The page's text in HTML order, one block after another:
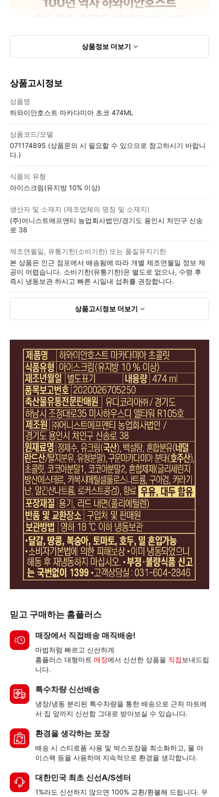
상품정보 더보기
상품고시정보
상품명
하와이안호스트 마카다미아 초코 474ML
상품코드/모델
071174895 (상품문의 시 필요할 수 있으므로 참고하시기 바랍니
다.)
식품의 유형
아이스크림(유지방 10% 이상)
생산자 및 소재지 (제조업체의 명칭 및 소재지)
(주)어니스트에프앤티 농업회사법인/경기도 용인시 처인구 신송
로 38
제조연월일, 유통기한(소비기한) 또는 품질유지기한
본 상품은 인근 점포에서 배송됨에 따라 개별 제조연월일 정보 제
공이 어렵습니다. 소비기한(유통기한)은 별도로 없으나, 수령 후
즉시 냉동보관 하시고 빠른 시일내 섭취를 권장합니다.
상품고시정보 더보기
믿고 구매하는 홈플러스
매장에서 직접배송 매직배송!
마법처럼 빠르고 신선하게
홈플러스 대형마트 매장에서 신선한 상품을 직접보내드립
니다.
특수차량 신선배송
냉장/냉동 분리된 특수차량을 통한 배송으로 근처 마트에
서 집 앞까지 신선함 그대로 받아보실 수 있습니다.
환경을 생각하는 포장
배송 시 스티로폼 사용 및 박스포장을 최소화하고, 물 아
이스팩 등을 사용하며 지속적으로 환경을 생각합니다.
대한민국 최초 신선A/S센터
1%라도 신선하지 않으면 100% 교환/환불해 드립니다. 우